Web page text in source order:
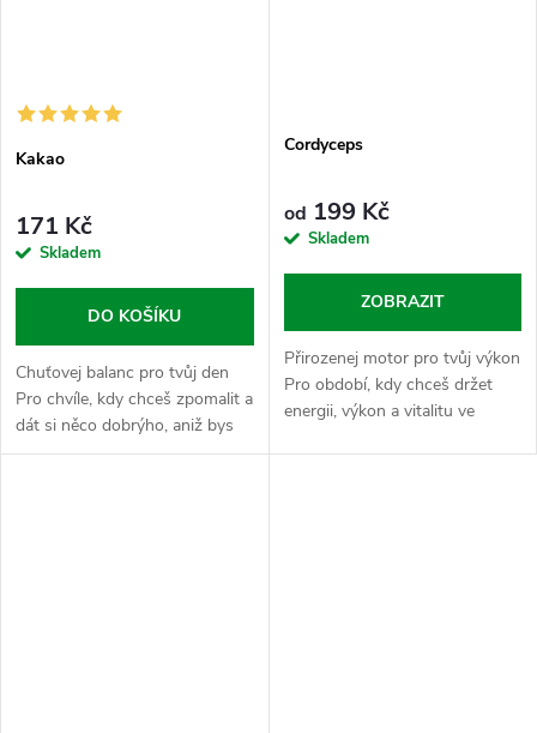
Kakao
171 Kč
Skladem
DO KOŠÍKU
Chuťovej balanc pro tvůj den
Pro chvíle, kdy chceš zpomalit a
dát si něco dobrýho, aniž bys
totálně rozhodil svůj denní
Cordyceps
od 199 Kč
Skladem
ZOBRAZIT
Přirozenej motor pro tvůj výkon
Pro období, kdy chceš držet
energii, výkon a vitalitu ve